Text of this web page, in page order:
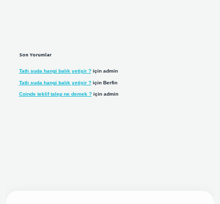
Son Yorumlar
Tatlı suda hangi balık yetişir ?için admin
Tatlı suda hangi balık yetişir ?için Berfin
Coinde teklif talep ne demek ?için admin